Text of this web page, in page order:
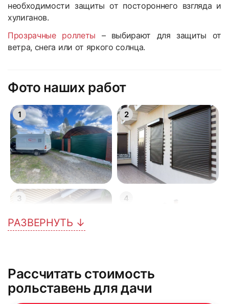
необходимости защиты от постороннего взгляда и
хулиганов.
Прозрачные роллеты – выбирают для защиты от
ветра, снега или от яркого солнца.
Фото наших работ
1 2
3 4
5 6
РАЗВЕРНУТЬ ↓
Рассчитать стоимость
рольставень для дачи